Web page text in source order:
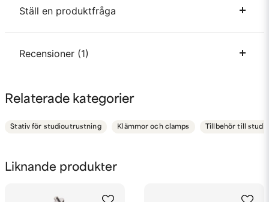
Liknande produkter
Ställ en produktfråga
question
Fråga oss något om denna produkten...
email
Mejladress
Recensioner (1)
Ufoto
sitter mycket stadigt på runda stativpelare. Ett
Relaterade kategorier
Stativ för studioutrustning Klämmor och clamps Tillbehör till